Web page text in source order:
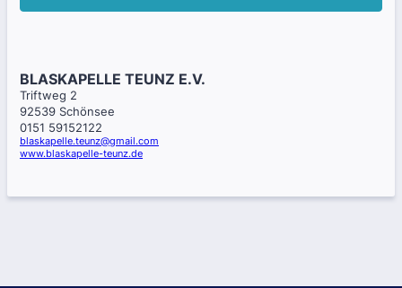
BLASKAPELLE TEUNZ E.V.
Triftweg 2
92539 Schönsee
0151 59152122
blaskapelle.teunz@gmail.com
www.blaskapelle-teunz.de